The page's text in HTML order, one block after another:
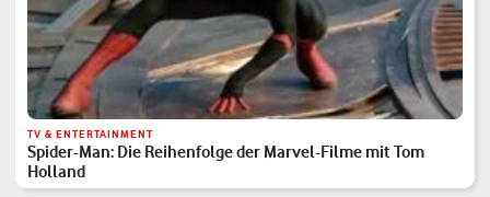
TV & ENTERTAINMENT
Spider-Man: Die Reihenfolge der Marvel-Filme mit Tom
Holland